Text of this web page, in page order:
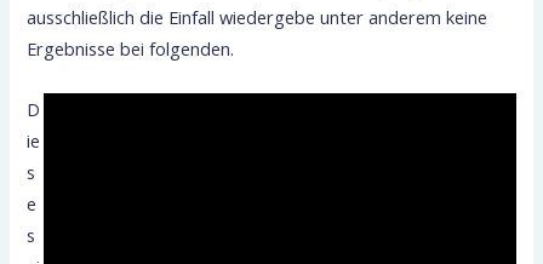
ausschließlich die Einfall wiedergebe unter anderem keine
Ergebnisse bei folgenden.
D
ie
s
e
s